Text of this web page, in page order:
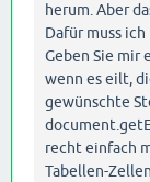
herum. Aber
Dafür muss
Geben Sie mir
wenn es eilt,
gewünschte
recht einfach
Tabellen-